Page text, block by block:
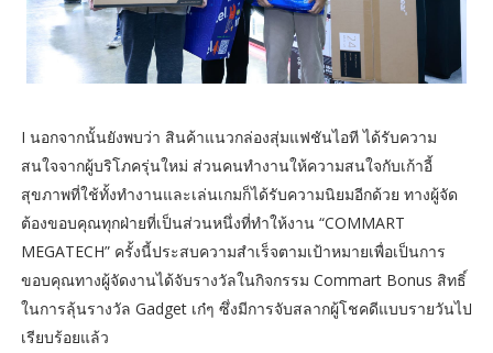
I นอกจากนั้นยังพบว่า สินค้าแนวกล่องสุ่มแฟชันไอที ได้รับความ
สนใจจากผู้บริโภครุ่นใหม่ ส่วนคนทำงานให้ความสนใจกับเก้าอี้
สุขภาพที่ใช้ทั้งทำงานและเล่นเกมก็ได้รับความนิยมอีกด้วย ทางผู้จัด
ต้องขอบคุณทุกฝ่ายที่เป็นส่วนหนึ่งที่ทำให้งาน “COMMART
MEGATECH” ครั้งนี้ประสบความสำเร็จตามเป้าหมายเพื่อเป็นการ
ขอบคุณทางผู้จัดงานได้จับรางวัลในกิจกรรม Commart Bonus สิทธิ์
ในการลุ้นรางวัล Gadget เก๋ๆ ซึ่งมีการจับสลากผู้โชคดีแบบรายวันไป
เรียบร้อยแล้ว